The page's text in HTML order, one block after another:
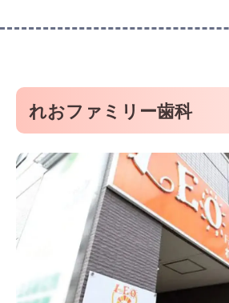
れおファミリー歯科